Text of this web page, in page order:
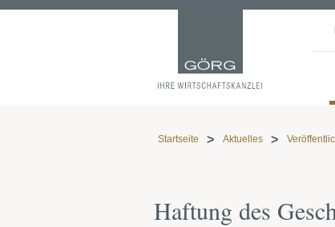
Startseite Aktuelles
Haftung des